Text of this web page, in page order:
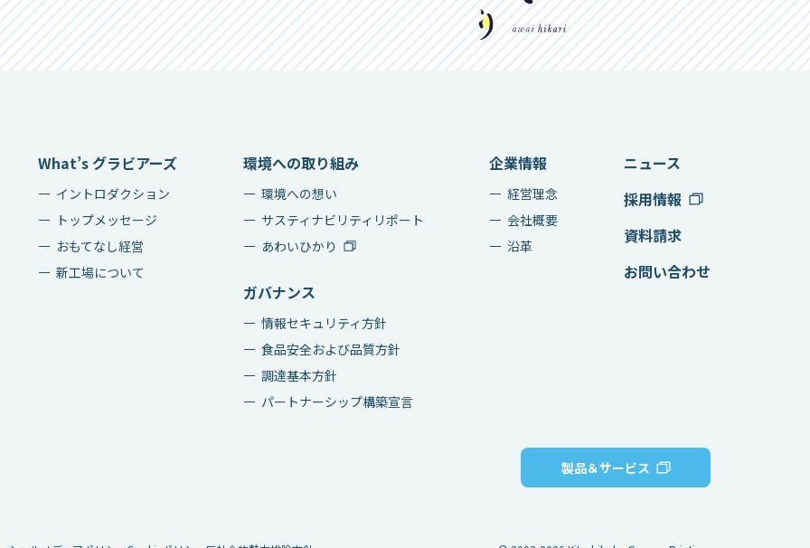
What’s グラビアーズ
イントロダクション
トップメッセージ
おもてなし経営
新工場について
環境への取り組み
環境への想い
サスティナビリティリポート
あわいひかり
ガバナンス
情報セキュリティ方針
食品安全および品質方針
調達基本方針
パートナーシップ構築宣言
企業情報
経営理念
会社概要
沿革
ニュース
採用情報
資料請求
お問い合わせ
製品＆サービス